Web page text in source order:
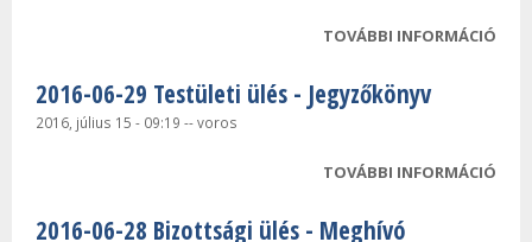
TOVÁBBI INFORMÁCIÓ
2016-06-29 Testületi ülés - Jegyzőkönyv
2016, július 15 - 09:19 --voros
TOVÁBBI INFORMÁCIÓ
2016-06-28 Bizottsági ülés - Meghívó